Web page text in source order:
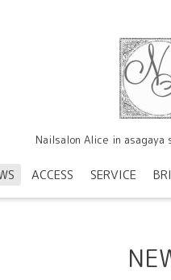
Nailsalon Alice in asagaya
ACCESS SERVICE